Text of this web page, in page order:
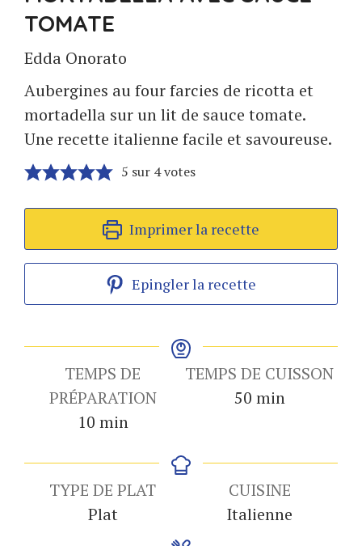
TOMATE
Edda Onorato
Aubergines au four farcies de ricotta et
mortadella sur un lit de sauce tomate.
Une recette italienne facile et savoureuse.
5 sur 4votes
Imprimer la recette
Epingler la recette
TEMPS DE
PRÉPARATION
10minutes
min
TEMPS DE CUISSON
50minutes
min
TYPE DE PLAT
Plat
CUISINE
Italienne